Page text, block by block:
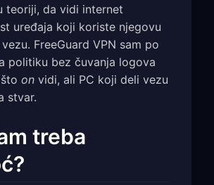
teoriji, da vidi internet
uređaja koji koriste njegovu
FreeGuard VPN sam po
politiku bez čuvanja logova
on vidi, ali PC koji deli vezu
stvar.
treba